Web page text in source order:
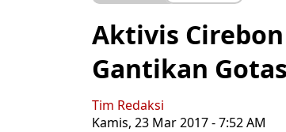
Aktivis
Gantikan Gotas
Tim Redaksi
Kamis, 23 Mar 2017 - 7:52 AM